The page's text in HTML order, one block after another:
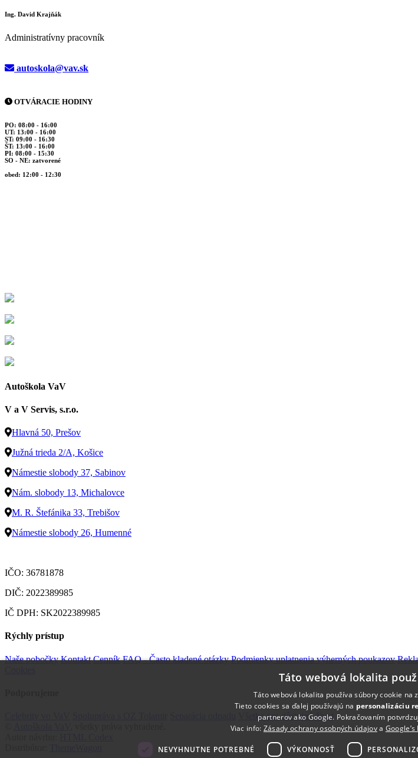
Ing. David Krajňák
Administratívny pracovník
autoskola@vav.sk
OTVÁRACIE HODINY
PO: 08:00 - 16:00
UT: 13:00 - 16:00
ST: 09:00 - 16:30
ŠT: 13:00 - 16:00
PI: 08:00 - 15:30
SO - NE: zatvorené
obed: 12:00 - 12:30
Autoškola VaV
V a V Servis, s.r.o.
Hlavná 50, Prešov
Južná trieda 2/A, Košice
Námestie slobody 37, Sabinov
Nám. slobody 13, Michalovce
M. R. Štefánika 33, Trebišov
Námestie slobody 26, Humenné
IČO: 36781878
DIČ: 2022389985
IČ DPH: SK2022389985
Rýchly prístup
Naše pobočky Kontakt Cenník FAQ - Často kladené otázky Podmienky uplatnenia výherných poukazov
Všetko pre dôstojný život
Táto webová lokalita
Táto webová lokalita používa súbory cookie na
Tieto cookies sa ďalej používajú na personalizáciu
partnerov ako Google. Pokračovaním
Viac info: Zásady ochrany osobných údajova
NEVYHNUTNE POTREBNÉ VÝKONNOSŤ